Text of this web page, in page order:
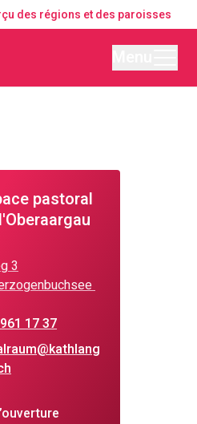
des régions et des paroisses
pastoral
3
17 37